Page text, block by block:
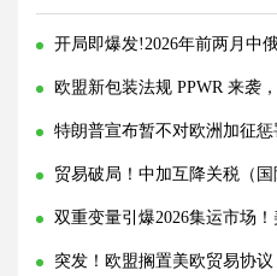
开局即爆发!2026年前两月中
欧盟新包装法规 PPWR 来袭
特朗普宣布暂不对欧洲加征惩
贸易破局！中加互降关税（国
双重变量引爆2026集运市场
突发！欧盟搁置美欧贸易协